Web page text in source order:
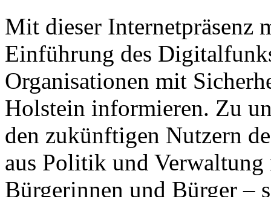
Mit dieser Internetpräsenz
Einführung des
Organisationen mit
Holstein informieren. Zu
den zukünftigen Nutzern
aus Politik und
Bürgerinnen und Bürger –